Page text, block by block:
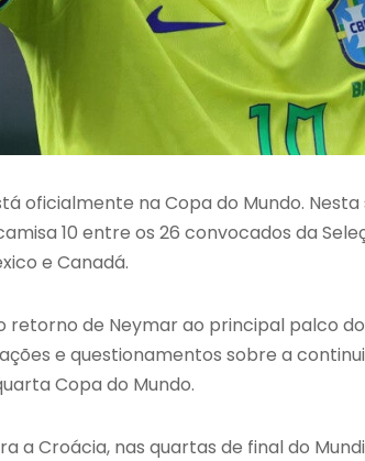
oficialmente na Copa do Mundo.
10 entre os 26 convocados da
e Canadá.
retorno de Neymar ao principal palco
e questionamentos sobre a
Copa do Mundo.
a Croácia, nas quartas de final do